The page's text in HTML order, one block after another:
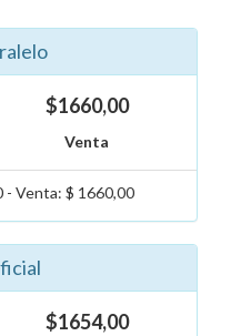
$1660,00
Venta
- Venta: $ 1660,00
$1654,00